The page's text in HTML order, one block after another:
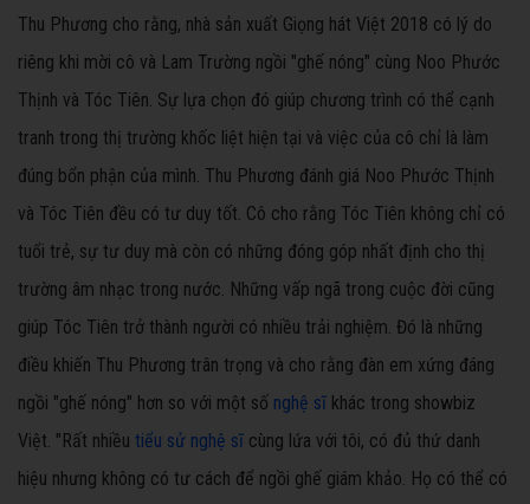
Thu Phương cho rằng, nhà sản xuất Giọng hát Việt 2018 có lý do
riêng khi mời cô và Lam Trường ngồi "ghế nóng" cùng Noo Phước
Thịnh và Tóc Tiên. Sự lựa chọn đó giúp chương trình có thể cạnh
tranh trong thị trường khốc liệt hiện tại và việc của cô chỉ là làm
đúng bổn phận của mình. Thu Phương đánh giá Noo Phước Thịnh
và Tóc Tiên đều có tư duy tốt. Cô cho rằng Tóc Tiên không chỉ có
tuổi trẻ, sự tư duy mà còn có những đóng góp nhất định cho thị
trường âm nhạc trong nước. Những vấp ngã trong cuộc đời cũng
giúp Tóc Tiên trở thành người có nhiều trải nghiệm. Đó là những
điều khiến Thu Phương trân trọng và cho rằng đàn em xứng đáng
ngồi "ghế nóng" hơn so với một số nghệ sĩ khác trong showbiz
Việt. "Rất nhiều tiểu sử nghệ sĩ cùng lứa với tôi, có đủ thứ danh
hiệu nhưng không có tư cách để ngồi ghế giám khảo. Họ có thể có